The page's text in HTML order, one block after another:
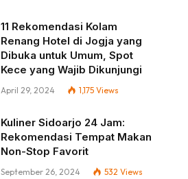
11 Rekomendasi Kolam
Renang Hotel di Jogja yang
Dibuka untuk Umum, Spot
Kece yang Wajib Dikunjungi
April 29, 2024 1,175 Views
Kuliner Sidoarjo 24 Jam:
Rekomendasi Tempat Makan
Non-Stop Favorit
September 26, 2024 532 Views